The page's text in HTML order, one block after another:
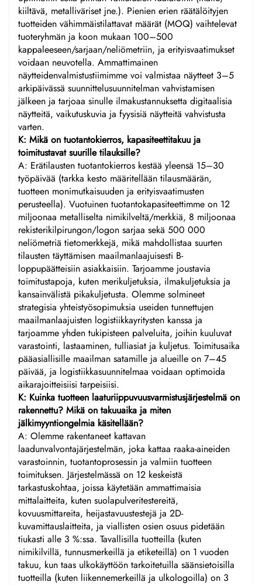
kiiltävä, metalliväriset jne.). Pienien erien räätälöityjen
tuotteiden vähimmäistilattavat määrät (MOQ) vaihtelevat
tuoteryhmän ja koon mukaan 100–500
kappaleeseen/sarjaan/neliömetriin, ja erityisvaatimukset
voidaan neuvotella. Ammattimainen
näytteidenvalmistustiimimme voi valmistaa näytteet 3–5
arkipäivässä suunnittelusuunnitelman vahvistamisen
jälkeen ja tarjoaa sinulle ilmakustannuksetta digitaalisia
näytteitä, vaikutuskuvia ja fyysisiä näytteitä vahvistusta
varten.
K: Mikä on tuotantokierros, kapasiteettitakuu ja
toimitustavat suurille tilauksille?
A: Erätilausten tuotantokierros kestää yleensä 15–30
työpäivää (tarkka kesto määritellään tilausmäärän,
tuotteen monimutkaisuuden ja erityisvaatimusten
perusteella). Vuotuinen tuotantokapasiteettimme on 12
miljoonaa metalliselta nimikilveltä/merkkiä, 8 miljoonaa
rekisterikilpirungon/logon sarjaa sekä 500 000
neliömetriä tietomerkkejä, mikä mahdollistaa suurten
tilausten täyttämisen maailmanlaajuisesti B-
loppupäätteisiin asiakkaisiin. Tarjoamme joustavia
toimitustapoja, kuten merikuljetuksia, ilmakuljetuksia ja
kansainvälistä pikakuljetusta. Olemme solmineet
strategisia yhteistyösopimuksia useiden tunnettujen
maailmanlaajuisten logistiikkayritysten kanssa ja
tarjoamme yhden tukipisteen palveluita, joihin kuuluvat
varastointi, lastaaminen, tulliasiat ja kuljetus. Toimitusaika
pääasiallisille maailman satamille ja alueille on 7–45
päivää, ja logistiikkasuunnitelmaa voidaan optimoida
aikarajoitteisiisi tarpeisiisi.
K: Kuinka tuotteen laaturiippuvuusvarmistusjärjestelmä on
rakennettu? Mikä on takuuaika ja miten
jälkimyyntiongelmia käsitellään?
A: Olemme rakentaneet kattavan
laadunvalvontajärjestelmän, joka kattaa raaka-aineiden
varastoinnin, tuotantoprosessin ja valmiin tuotteen
toimituksen. Järjestelmässä on 12 keskeistä
tarkastuskohtaa, joissa käytetään ammattimaisia
mittalaitteita, kuten suolapulveritestereitä,
kovuusmittareita, heijastavuustestejä ja 2D-
kuvamittauslaitteita, ja viallisten osien osuus pidetään
tiukasti alle 3 %:ssa. Tavallisilla tuotteilla (kuten
nimikilvillä, tunnusmerkeillä ja etiketeillä) on 1 vuoden
takuu, kun taas ulkokäyttöön tarkoitetuilla säänsietoisilla
tuotteilla (kuten liikennemerkeillä ja ulkologoilla) on 3